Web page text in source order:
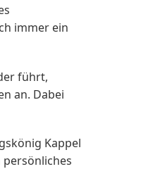
immer ein
führt,
an. Dabei
Kappel